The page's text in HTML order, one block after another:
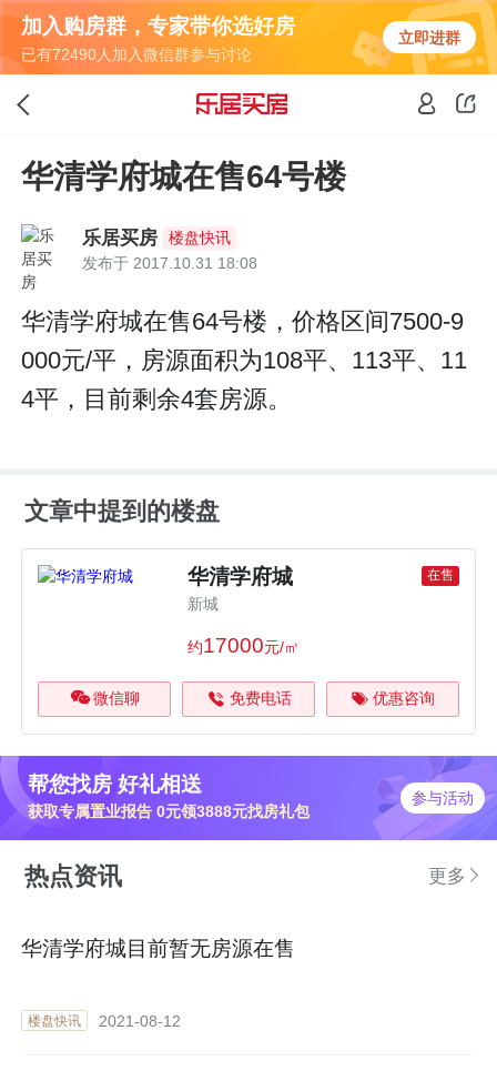
加入购房群，专家带你选好房
已有72490人加入微信群参与讨论
立即进群
华清学府城在售64号楼
乐居买房
楼盘快讯
发布于 2017.10.31 18:08
华清学府城在售64号楼，价格区间7500-9
000元/平，房源面积为108平、113平、11
4平，目前剩余4套房源。
文章中提到的楼盘
华清学府城 在售
新城
约17000元/㎡
微信聊 免费电话 优惠咨询
帮您找房 好礼相送
获取专属置业报告 0元领3888元找房礼包
参与活动
热点资讯 更多
华清学府城目前暂无房源在售
楼盘快讯 2021-08-12